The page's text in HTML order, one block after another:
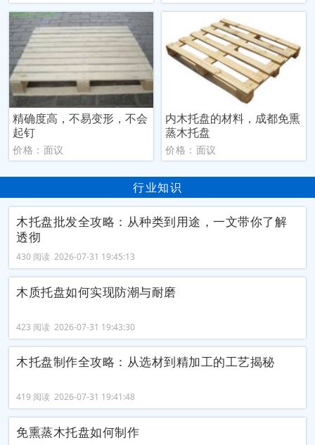
精确度高，不易变形，不会
起钉
价格：面议
内木托盘的材料，成都免熏
蒸木托盘
价格：面议
行业知识
木托盘批发全攻略：从种类到用途，一文带你了解
透彻
430 阅读 2026-07-31 19:45:13
木质托盘如何实现防潮与耐磨
423 阅读 2026-07-31 19:43:30
木托盘制作全攻略：从选材到精加工的工艺揭秘
419 阅读 2026-07-31 19:41:48
免熏蒸木托盘如何制作